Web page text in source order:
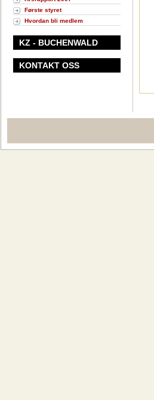
Første styret
Hvordan bli medlem
KZ - BUCHENWALD
KONTAKT OSS